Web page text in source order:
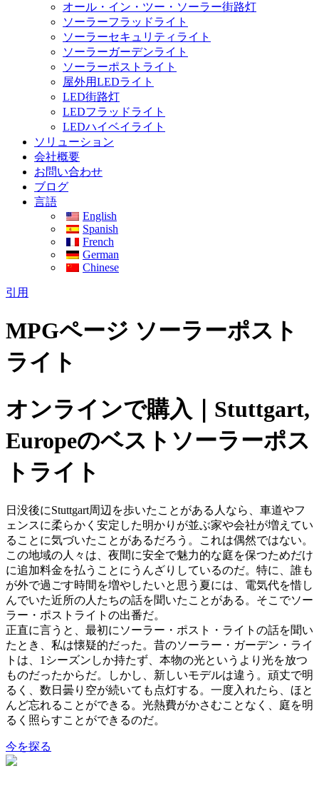
オール・イン・ツー・ソーラー街路灯
ソーラーフラッドライト
ソーラーセキュリティライト
ソーラーガーデンライト
ソーラーポストライト
屋外用LEDライト
LED街路灯
LEDフラッドライト
LEDハイベイライト
ソリューション
会社概要
お問い合わせ
ブログ
言語
English
Spanish
French
German
Chinese
引用
MPGページ ソーラーポスト
ライト
オンラインで購入｜Stuttgart,
Europeのベストソーラーポス
トライト
日没後にStuttgart周辺を歩いたことがある人なら、車道やフ
ェンスに柔らかく安定した明かりが並ぶ家や会社が増えてい
ることに気づいたことがあるだろう。これは偶然ではない。
この地域の人々は、夜間に安全で魅力的な庭を保つためだけ
に追加料金を払うことにうんざりしているのだ。特に、誰も
が外で過ごす時間を増やしたいと思う夏には、電気代を惜し
んでいた近所の人たちの話を聞いたことがある。そこでソー
ラー・ポストライトの出番だ。
正直に言うと、最初にソーラー・ポスト・ライトの話を聞い
たとき、私は懐疑的だった。昔のソーラー・ガーデン・ライ
トは、1シーズンしか持たず、本物の光というより光を放つ
ものだったからだ。しかし、新しいモデルは違う。頑丈で明
るく、数日曇り空が続いても点灯する。一度入れたら、ほと
んど忘れることができる。光熱費がかさむことなく、庭を明
るく照らすことができるのだ。
今を探る